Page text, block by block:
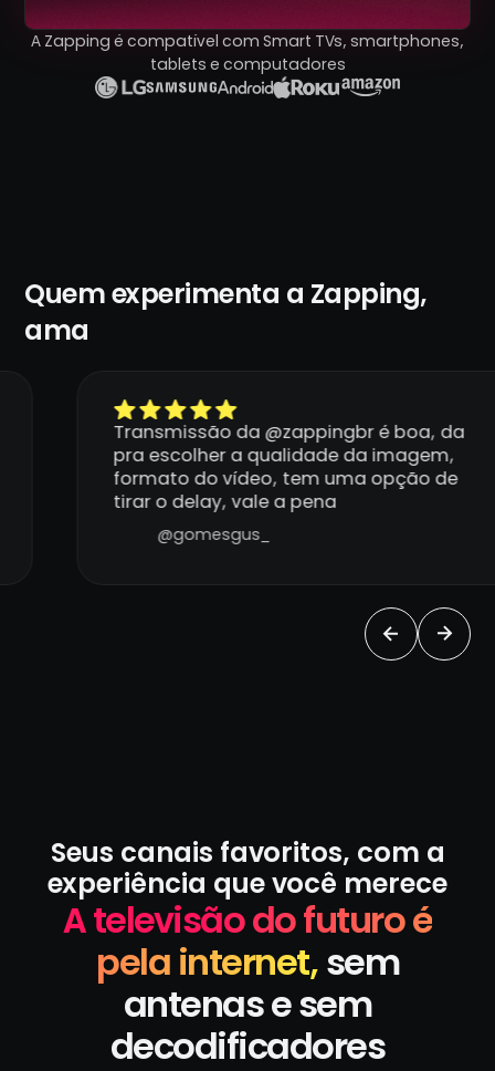
A Zapping é compatível com Smart TVs, smartphones,
tablets e computadores
Quem experimenta a Zapping,
ama
Transmissão da @zappingbr é boa, da
pra escolher a qualidade da imagem,
formato do vídeo, tem uma opção de
tirar o delay, vale a pena
@gomesgus_
Seus canais favoritos, com a
experiência que você merece
A televisão do futuro é
pela internet,sem
antenas e sem
decodificadores